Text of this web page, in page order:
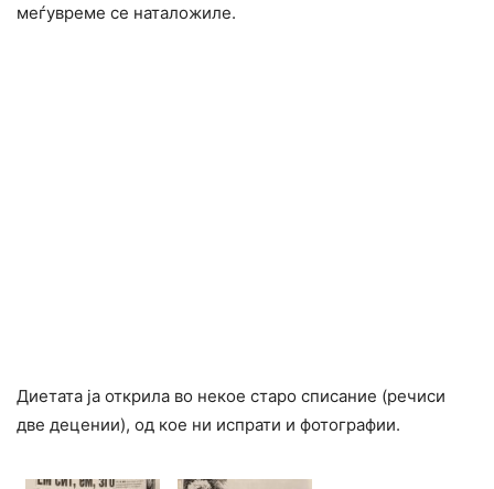
меѓувреме се наталожиле.
Диетата ја открила во некое старо списание (речиси
две децении), од кое ни испрати и фотографии.